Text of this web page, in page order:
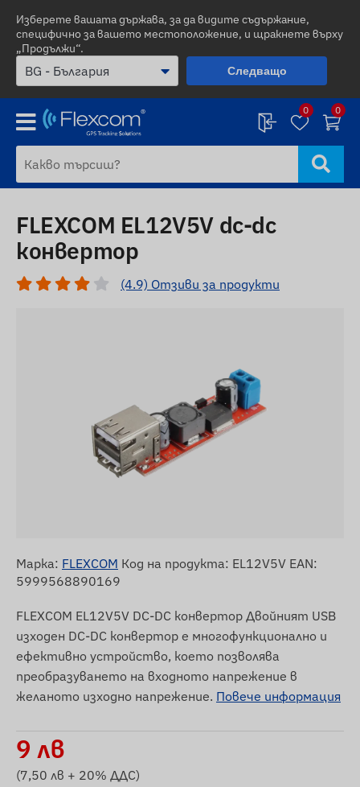
Изберете вашата държава, за да видите съдържание,
специфично за вашето местоположение, и щракнете върху
„Продължи“.
Следващо
0 0
FLEXCOM EL12V5V dc-dc
конвертор
(4.9) Отзиви за продукти
Марка: FLEXCOM Код на продукта: EL12V5V EAN:
5999568890169
FLEXCOM EL12V5V DC-DC конвертор Двойният USB
изходен DC-DC конвертор е многофункционално и
ефективно устройство, което позволява
преобразуването на входното напрежение в
желаното изходно напрежение. Повече информация
9 лв
(7,50 лв + 20% ДДС)